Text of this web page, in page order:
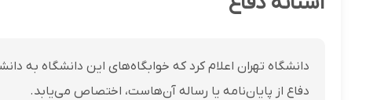
دانشگاه تهران اعلام کرد که خوابگاه‌های این دانشگاه به
دفاع از پایان‌نامه یا رساله آن‌هاست، اختصاص می‌یابد.